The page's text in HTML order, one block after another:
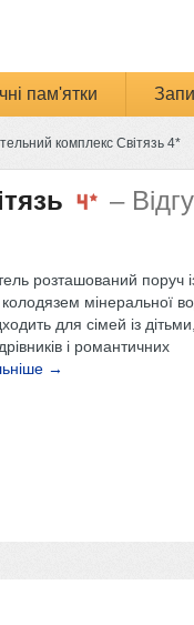
пам'ятки
комплекс Світязь 4*
–
розташований поруч
мінеральної
для сімей із дітьми,
і романтичних
→